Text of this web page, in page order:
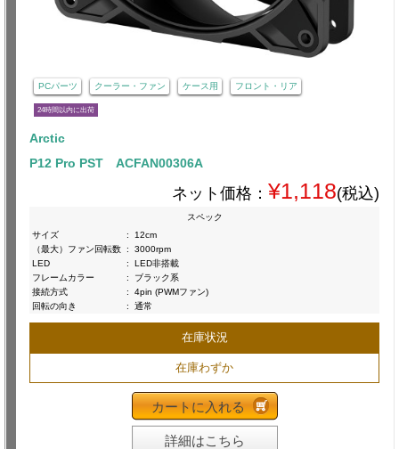
PCパーツ クーラー・ファン ケース用 フロント・リア
24時間以内に出荷
Arctic
P12 Pro PST ACFAN00306A
ネット価格： ¥1,118(税込)
スペック
サイズ
:
12cm
（最大）ファン回転数 :
3000rpm
LED
:
LED非搭載
フレームカラー
:
ブラック系
接続方式
:
4pin (PWMファン)
回転の向き
: 通常
在庫状況
在庫わずか
カートに入れる
詳細はこちら